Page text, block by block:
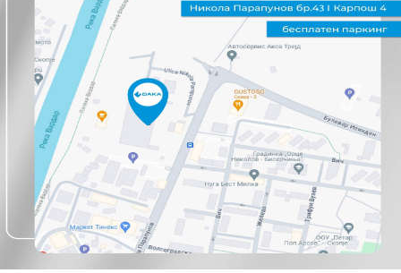
FF GROUP TOOLS
FF GROUP TOOLS
ВИДИ ПОВЕЌЕ
СИТЕ ПРОИЗВОДИ